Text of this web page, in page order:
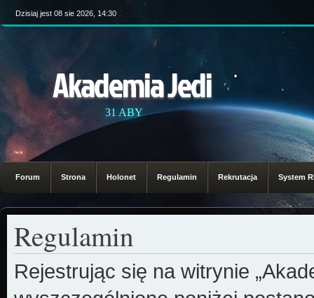
Dzisiaj jest 08 sie 2026, 14:30
Akademia Jedi
31 ABY
Forum Strona Holonet Regulamin Rekrutacja System
Regulamin
Rejestrując się na witrynie